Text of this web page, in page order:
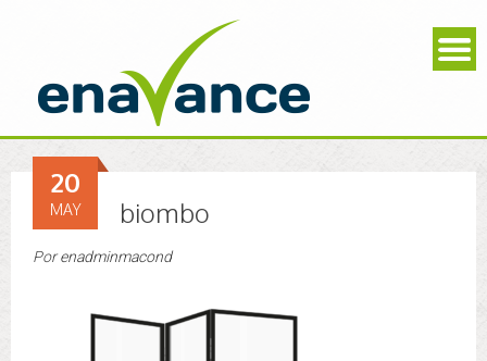
biombo
20
MAY
Porenadminmacond